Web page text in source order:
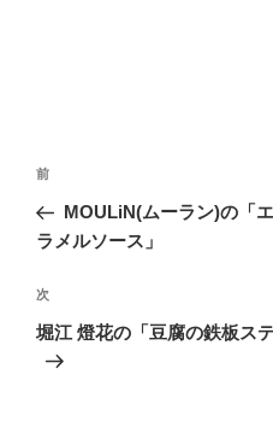
投
ナ
ゲ
ー
シ
前
の
投
前
MOULiN(ムーラン)の「
ラメルソース」
次
の
次
堀江 燈花の「豆腐の鉄板ス